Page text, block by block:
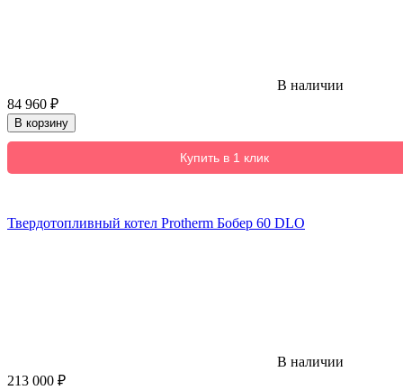
В наличии
84 960 ₽
В корзину
Купить в 1 клик
Твердотопливный котел Protherm Бобер 60 DLO
В наличии
213 000 ₽